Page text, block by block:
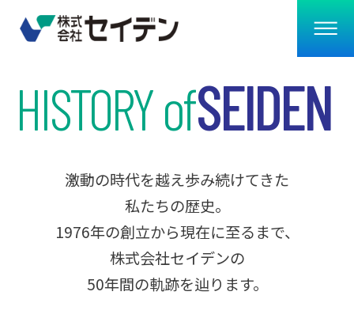
HISTORY ofSEIDEN
激動の時代を越え歩み続けてきた
私たちの歴史。
1976年の創立から現在に至るまで、
株式会社セイデンの
50年間の軌跡を辿ります。